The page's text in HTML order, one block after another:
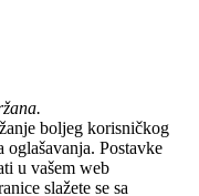
boljeg korisničkog
Postavke
u vašem web
slažete se sa